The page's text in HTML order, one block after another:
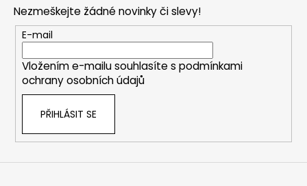
Nezmeškejte žádné novinky či slevy!
E-mail
Vložením e-mailu souhlasíte s podmínkami
ochrany osobních údajů
PŘIHLÁSIT SE